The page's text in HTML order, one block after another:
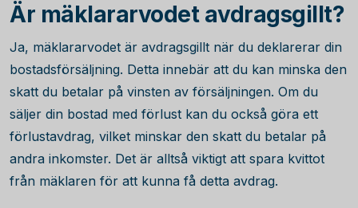
Är mäklararvodet avdragsgillt?
Ja, mäklararvodet är avdragsgillt när du deklarerar din
bostadsförsäljning. Detta innebär att du kan minska den
skatt du betalar på vinsten av försäljningen. Om du
säljer din bostad med förlust kan du också göra ett
förlustavdrag, vilket minskar den skatt du betalar på
andra inkomster. Det är alltså viktigt att spara kvittot
från mäklaren för att kunna få detta avdrag.